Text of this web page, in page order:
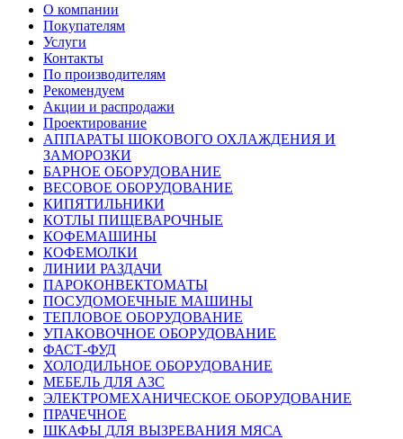
О компании
Покупателям
Услуги
Контакты
По производителям
Рекомендуем
Акции и распродажи
Проектирование
АППАРАТЫ ШОКОВОГО ОХЛАЖДЕНИЯ И
ЗАМОРОЗКИ
БАРНОЕ ОБОРУДОВАНИЕ
ВЕСОВОЕ ОБОРУДОВАНИЕ
КИПЯТИЛЬНИКИ
КОТЛЫ ПИЩЕВАРОЧНЫЕ
КОФЕМАШИНЫ
КОФЕМОЛКИ
ЛИНИИ РАЗДАЧИ
ПАРОКОНВЕКТОМАТЫ
ПОСУДОМОЕЧНЫЕ МАШИНЫ
ТЕПЛОВОЕ ОБОРУДОВАНИЕ
УПАКОВОЧНОЕ ОБОРУДОВАНИЕ
ФАСТ-ФУД
ХОЛОДИЛЬНОЕ ОБОРУДОВАНИЕ
МЕБЕЛЬ ДЛЯ АЗС
ЭЛЕКТРОМЕХАНИЧЕСКОЕ ОБОРУДОВАНИЕ
ПРАЧЕЧНОЕ
ШКАФЫ ДЛЯ ВЫЗРЕВАНИЯ МЯСА